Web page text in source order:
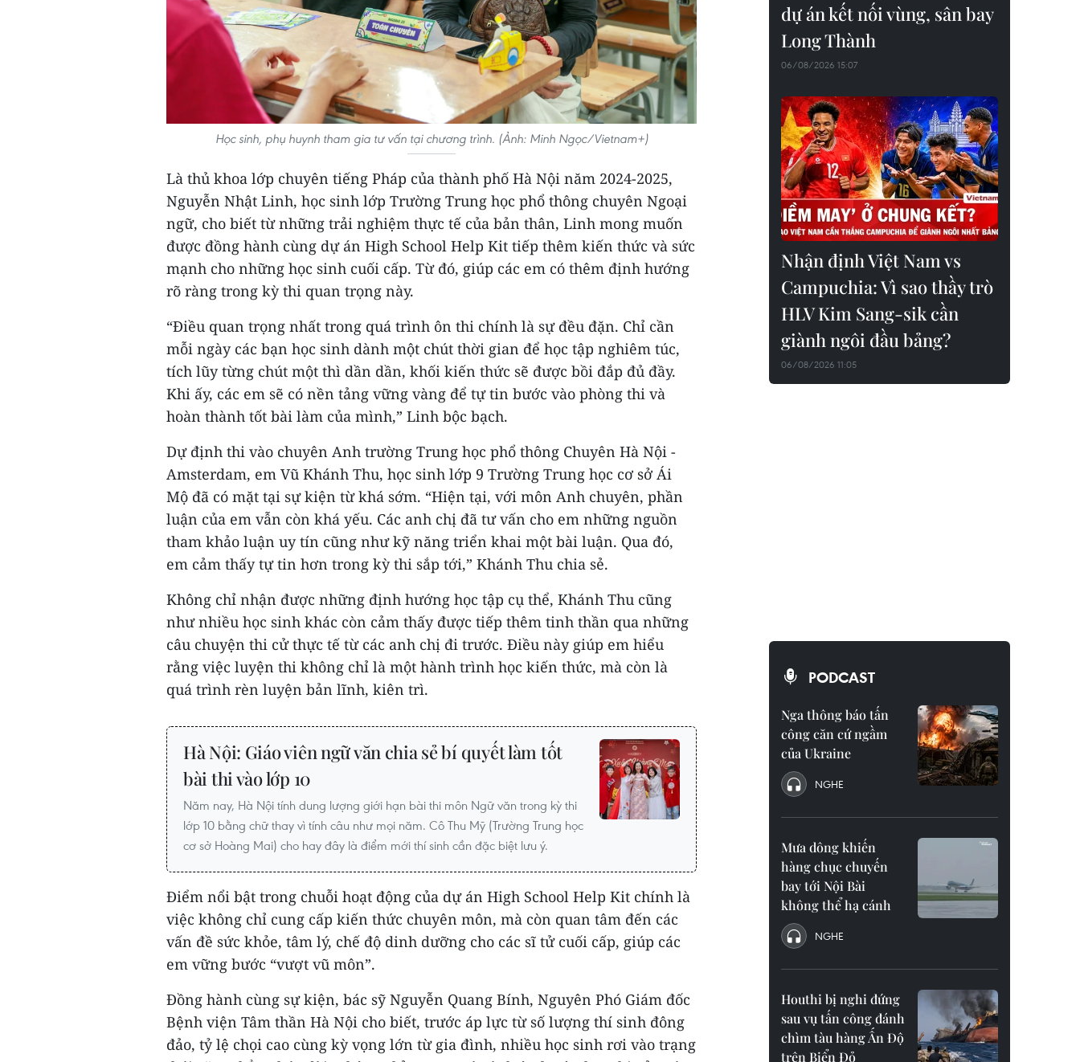
Học sinh, phụ huynh tham gia tư vấn tại chương trình. (Ảnh: Minh Ngọc/Vietnam+)
Là thủ khoa lớp chuyên tiếng Pháp của thành phố Hà Nội năm 2024-2025,
Nguyễn Nhật Linh, học sinh lớp Trường Trung học phổ thông chuyên Ngoại
ngữ, cho biết từ những trải nghiệm thực tế của bản thân, Linh mong muốn
được đồng hành cùng dự án High School Help Kit tiếp thêm kiến thức và sức
mạnh cho những học sinh cuối cấp. Từ đó, giúp các em có thêm định hướng
rõ ràng trong kỳ thi quan trọng này.
“Điều quan trọng nhất trong quá trình ôn thi chính là sự đều đặn. Chỉ cần
mỗi ngày các bạn học sinh dành một chút thời gian để học tập nghiêm túc,
tích lũy từng chút một thì dần dần, khối kiến thức sẽ được bồi đắp đủ đầy.
Khi ấy, các em sẽ có nền tảng vững vàng để tự tin bước vào phòng thi và
hoàn thành tốt bài làm của mình,” Linh bộc bạch.
Dự định thi vào chuyên Anh trường Trung học phổ thông Chuyên Hà Nội -
Amsterdam, em Vũ Khánh Thu, học sinh lớp 9 Trường Trung học cơ sở Ái
Mộ đã có mặt tại sự kiện từ khá sớm. “Hiện tại, với môn Anh chuyên, phần
luận của em vẫn còn khá yếu. Các anh chị đã tư vấn cho em những nguồn
tham khảo luận uy tín cũng như kỹ năng triển khai một bài luận. Qua đó,
em cảm thấy tự tin hơn trong kỳ thi sắp tới,” Khánh Thu chia sẻ.
Không chỉ nhận được những định hướng học tập cụ thể, Khánh Thu cũng
như nhiều học sinh khác còn cảm thấy được tiếp thêm tinh thần qua những
câu chuyện thi cử thực tế từ các anh chị đi trước. Điều này giúp em hiểu
rằng việc luyện thi không chỉ là một hành trình học kiến thức, mà còn là
quá trình rèn luyện bản lĩnh, kiên trì.
Hà Nội: Giáo viên ngữ văn chia sẻ bí quyết làm tốt
bài thi vào lớp 10
Năm nay, Hà Nội tính dung lượng giới hạn bài thi môn Ngữ văn trong kỳ thi
lớp 10 bằng chữ thay vì tính câu như mọi năm. Cô Thu Mỹ (Trường Trung học
cơ sở Hoàng Mai) cho hay đây là điểm mới thí sinh cần đặc biệt lưu ý.
Điểm nổi bật trong chuỗi hoạt động của dự án High School Help Kit chính là
việc không chỉ cung cấp kiến thức chuyên môn, mà còn quan tâm đến các
vấn đề sức khỏe, tâm lý, chế độ dinh dưỡng cho các sĩ tử cuối cấp, giúp các
em vững bước “vượt vũ môn”.
Đồng hành cùng sự kiện, bác sỹ Nguyễn Quang Bính, Nguyên Phó Giám đốc
Bệnh viện Tâm thần Hà Nội cho biết, trước áp lực từ số lượng thí sinh đông
đảo, tỷ lệ chọi cao cùng kỳ vọng lớn từ gia đình, nhiều học sinh rơi vào trạng
dự án kết nối vùng, sân bay
Long Thành
06/08/2026 15:07
Nhận định Việt Nam vs
Campuchia: Vì sao thầy trò
HLV Kim Sang-sik cần
giành ngôi đầu bảng?
06/08/2026 11:05
PODCAST
Nga thông báo tấn
công căn cứ ngầm
của Ukraine
NGHE
Mưa dông khiến
hàng chục chuyến
bay tới Nội Bài
không thể hạ cánh
NGHE
Houthi bị nghi đứng
sau vụ tấn công đánh
chìm tàu hàng Ấn Độ
trên Biển Đỏ